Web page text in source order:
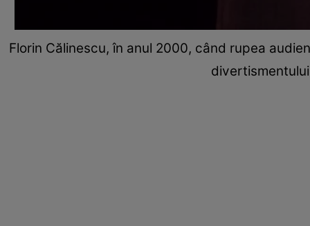
Florin Călinescu, în anul 2000, când rupea